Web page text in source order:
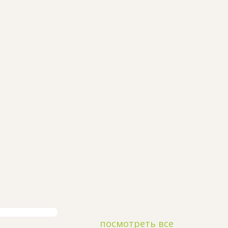
посмотреть все